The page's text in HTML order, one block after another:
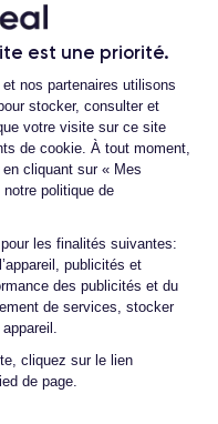
est une priorité.
du
nos partenaires utilisons
stocker, consulter et
votre visite sur ce site
de cookie. À tout moment,
cliquant sur « Mes
politique de
les finalités suivantes:
publicités et
des publicités et du
de services, stocker
cliquez sur le lien
de page.
sites de